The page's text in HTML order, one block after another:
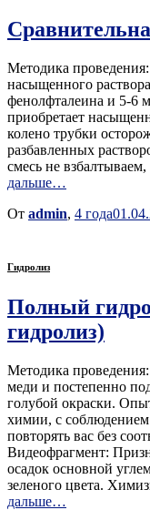
Методика
насыщенного
фенолфталеина и 5-6
приобретает
колено трубки
разбавленных
смесь не
дальше…
От admin, 4 года
Гидролиз
Полный
гидролиз)
Методика
меди и постепенно
голубой окраски.
химии, с
повторять вас без
Видеофрагмент:
осадок основной
зеленого цвета.
дальше…